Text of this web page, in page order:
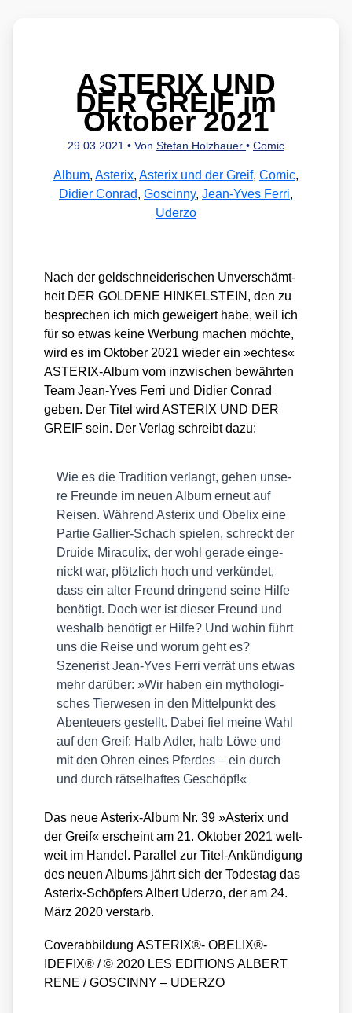
ASTERIX UND
DER GREIF im
Oktober 2021
29.03.2021 • Von Stefan Holzhauer • Comic
Album, Asterix, Asterix und der Greif, Comic,
Didier Conrad, Goscinny, Jean-Yves Ferri,
Uderzo
Nach der geld­schnei­de­ri­schen Unver­schämt­
heit DER GOLDENE HINKELSTEIN, den zu
bespre­chen ich mich gewei­gert habe, weil ich
für so etwas kei­ne Wer­bung machen möch­te,
wird es im Okto­ber 2021 wie­der ein »ech­tes«
ASTE­RIX-Album vom inzwi­schen bewähr­ten
Team Jean-Yves Fer­ri und Didier Con­rad
geben. Der Titel wird ASTERIX UND DER
GREIF sein. Der Ver­lag schreibt dazu:
Wie es die Tra­di­ti­on ver­langt, gehen unse­
re Freun­de im neu­en Album erneut auf
Rei­sen. Wäh­rend Aste­rix und Obe­lix eine
Par­tie Gal­li­er-Schach spie­len, schreckt der
Drui­de Mira­cu­lix, der wohl gera­de ein­ge­
nickt war, plötz­lich hoch und ver­kün­det,
dass ein alter Freund drin­gend sei­ne Hil­fe
benö­tigt. Doch wer ist die­ser Freund und
wes­halb benö­tigt er Hil­fe? Und wohin führt
uns die Rei­se und wor­um geht es?
Sze­ne­rist Jean-Yves Fer­ri ver­rät uns etwas
mehr dar­über: »Wir haben ein mytho­lo­gi­
sches Tier­we­sen in den Mit­tel­punkt des
Aben­teu­ers gestellt. Dabei fiel mei­ne Wahl
auf den Greif: Halb Adler, halb Löwe und
mit den Ohren eines Pfer­des – ein durch
und durch rät­sel­haf­tes Geschöpf!«
Das neue Aste­rix-Album Nr. 39 »Aste­rix und
der Greif« erscheint am 21. Okto­ber 2021 welt­
weit im Han­del. Par­al­lel zur Titel-Ankün­di­gung
des neu­en Albums jährt sich der Todes­tag das
Aste­rix-Schöp­fers Albert Uder­zo, der am 24.
März 2020 ver­starb.
Cover­ab­bil­dung ASTERIX®- OBELIX®-
IDEFIX® /​ © 2020 LES EDITIONS ALBERT
RENE /​ GOSCINNY – UDERZO